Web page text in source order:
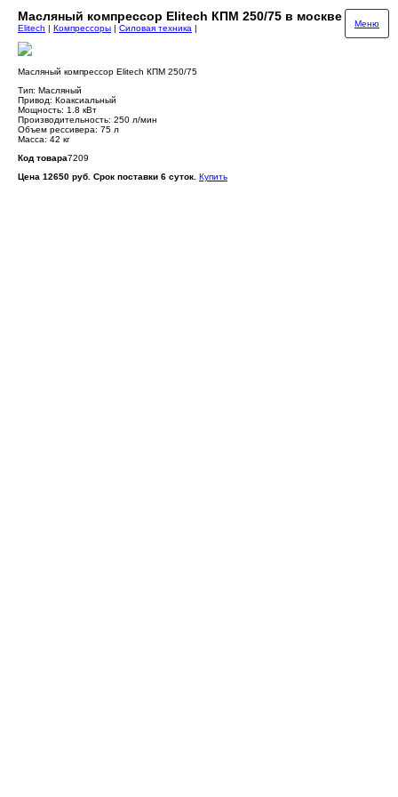
Масляный компрессор Elitech КПМ 250/75 в москве
Меню
Elitech | Компрессоры | Силовая техника |
Масляный компрессор Elitech КПМ 250/75
Тип: Масляный
Привод: Коаксиальный
Мощность: 1.8 кВт
Производительность: 250 л/мин
Объем рессивера: 75 л
Масса: 42 кг
Код товара7209
Цена 12650 руб. Срок поставки 6 суток. Купить